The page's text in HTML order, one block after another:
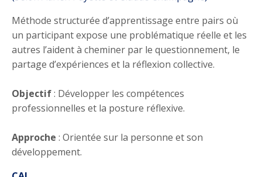
Méthode structurée d’apprentissage entre pairs où
un participant expose une problématique réelle et les
autres l’aident à cheminer par le questionnement, le
partage d’expériences et la réflexion collective.
Objectif: Développer les compétences
professionnelles et la posture réflexive.
Approche : Orientée sur la personne et son
développement.